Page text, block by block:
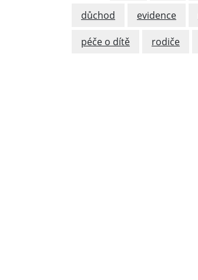
důchod evidence
péče o dítě rodiče